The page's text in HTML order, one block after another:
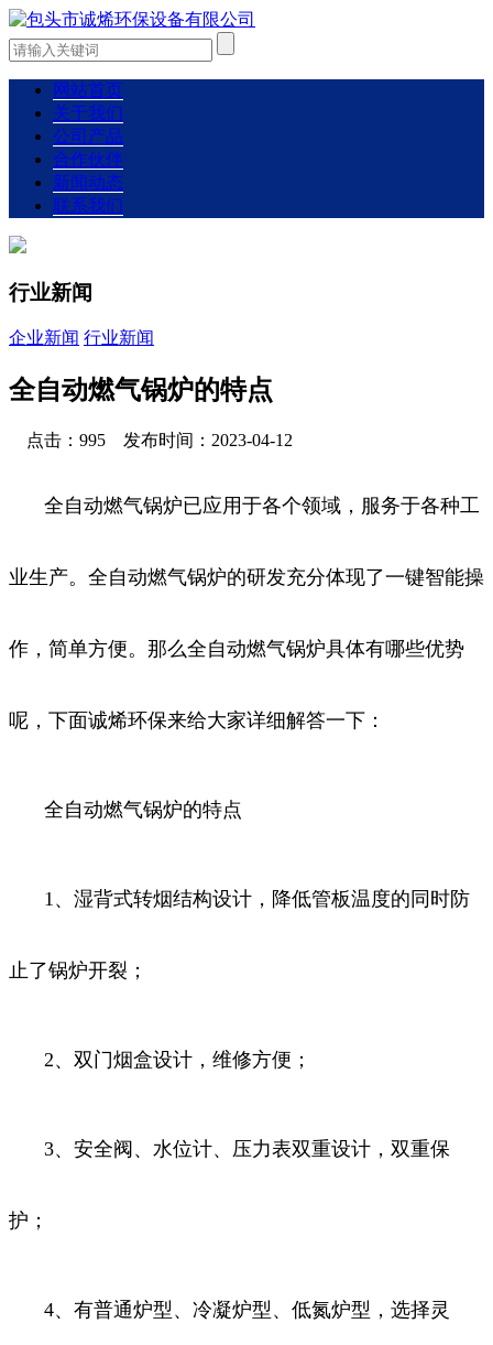
网站首页
关于我们
公司产品
合作伙伴
新闻动态
联系我们
行业新闻
企业新闻 行业新闻
全自动燃气锅炉的特点
点击：995 发布时间：2023-04-12
全自动燃气锅炉已应用于各个领域，服务于各种工
业生产。全自动燃气锅炉的研发充分体现了一键智能操
作，简单方便。那么全自动燃气锅炉具体有哪些优势
呢，下面诚烯环保来给大家详细解答一下：
全自动燃气锅炉的特点
1、湿背式转烟结构设计，降低管板温度的同时防
止了锅炉开裂；
2、双门烟盒设计，维修方便；
3、安全阀、水位计、压力表双重设计，双重保
护；
4、有普通炉型、冷凝炉型、低氮炉型，选择灵